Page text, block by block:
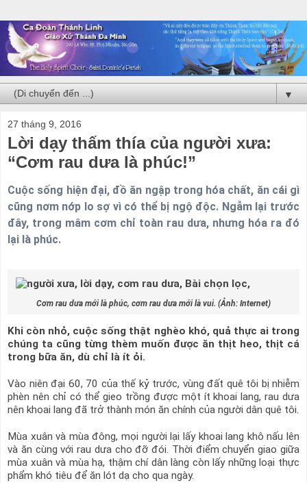
▼
27 tháng 9, 2016
Lời dạy thấm thía của người xưa:
“Cơm rau dưa là phúc!”
Cuộc sống hiện đại, đồ ăn ngập trong hóa chất, ăn cái gì
cũng nơm nớp lo sợ vì có thể bị ngộ độc. Ngẫm lại trước
đây, trong mâm cơm chỉ toàn rau dưa, nhưng hóa ra đó
lại là phúc.
Cơm rau dưa mới là phúc, cơm rau dưa mới là vui. (Ảnh: Internet)
Khi còn nhỏ, cuộc sống thật nghèo khó, quả thực ai trong
chúng ta cũng từng thèm muốn được ăn thịt heo, thịt cá
trong bữa ăn, dù chỉ là ít ỏi.
Vào niên đại 60, 70 của thế kỷ trước, vùng đất quê tôi bị nhiễm
phèn nên chỉ có thể gieo trồng được một ít khoai lang, rau dưa
nên khoai lang đã trở thành món ăn chính của người dân quê tôi.
Mùa xuân và mùa đông, mọi người lại lấy khoai lang khô nấu lên
và ăn cùng với rau dưa cho đỡ đói. Thời điểm chuyển giao giữa
mùa xuân và mùa hạ, thậm chí dân làng còn lấy những loại thực
phẩm khó tiêu để ăn lót dạ cho qua ngày.